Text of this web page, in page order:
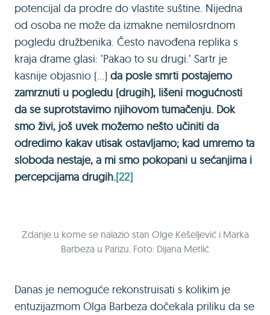
potencijal da prodre do vlastite suštine. Nijedna
od osoba ne može da izmakne nemilosrdnom
pogledu družbenika. Često navođena replika s
kraja drame glasi: ʼPakao to su drugi.ʼ Sartr je
kasnije objasnio (...) da posle smrti postajemo
zamrznuti u pogledu (drugih), lišeni mogućnosti
da se suprotstavimo njihovom tumačenju. Dok
smo živi, još uvek možemo nešto učiniti da
odredimo kakav utisak ostavljamo; kad umremo ta
sloboda nestaje, a mi smo pokopani u sećanjima i
percepcijama drugih.[22]
Zdanje u kome se nalazio stan Olge Kešeljević i Marka
Barbeza u Parizu. Foto: Dijana Metlić
Danas je nemoguće rekonstruisati s kolikim je
entuzijazmom Olga Barbeza dočekala priliku da se